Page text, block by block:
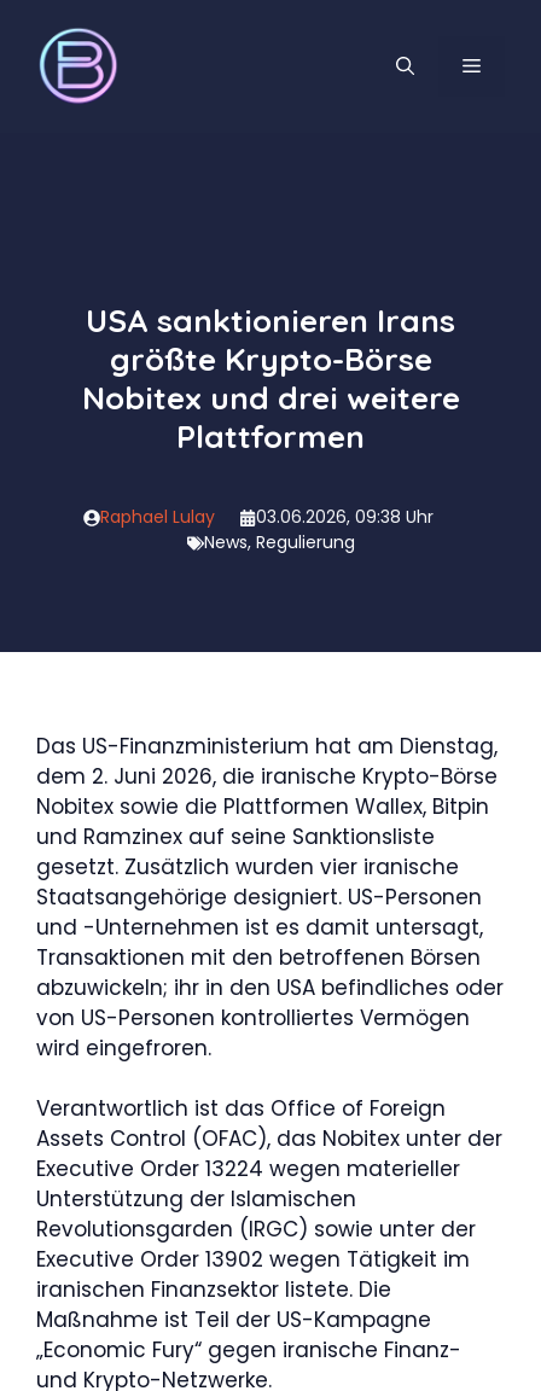
Inhalt
springen
MENÜ
USA sanktionieren Irans
größte Krypto-Börse
Nobitex und drei weitere
Plattformen
Raphael Lulay
03.06.2026, 09:38 Uhr
News, Regulierung
Das US-Finanzministerium hat am Dienstag,
dem 2. Juni 2026, die iranische Krypto-Börse
Nobitex sowie die Plattformen Wallex, Bitpin
und Ramzinex auf seine Sanktionsliste
gesetzt. Zusätzlich wurden vier iranische
Staatsangehörige designiert. US-Personen
und -Unternehmen ist es damit untersagt,
Transaktionen mit den betroffenen Börsen
abzuwickeln; ihr in den USA befindliches oder
von US-Personen kontrolliertes Vermögen
wird eingefroren.
Verantwortlich ist das Office of Foreign
Assets Control (OFAC), das Nobitex unter der
Executive Order 13224 wegen materieller
Unterstützung der Islamischen
Revolutionsgarden (IRGC) sowie unter der
Executive Order 13902 wegen Tätigkeit im
iranischen Finanzsektor listete. Die
Maßnahme ist Teil der US-Kampagne
„Economic Fury“ gegen iranische Finanz-
und Krypto-Netzwerke.